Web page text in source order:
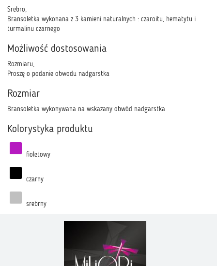
Srebro,
Bransoletka wykonana z 3 kamieni naturalnych : czaroitu, hematytu i
turmalinu czarnego
Możliwość dostosowania
Rozmiaru,
Proszę o podanie obwodu nadgarstka
Rozmiar
Bransoletka wykonywana na wskazany obwód nadgarstka
Kolorystyka produktu
fioletowy
czarny
srebrny